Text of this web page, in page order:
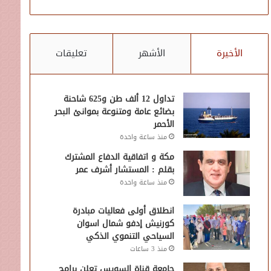
الأخيرة الأشهر تعليقات
تداول 12 ألف طن و625 شاحنة
بضائع عامة ومتنوعة بموانئ البحر
الأحمر
منذ ساعة واحدة
مكة و اتفاقية الدفاع المشترك
بقلم : المستشار أشرف عمر
منذ ساعة واحدة
انطلاق أولى فعاليات مبادرة
كورنيش إدفو شمال اسوان
السياحي التنموي الذكي
منذ 3 ساعات